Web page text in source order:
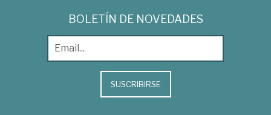
BOLETÍN DE NOVEDADES
SUSCRIBIRSE